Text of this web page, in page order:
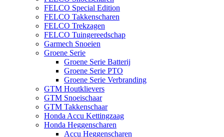
FELCO Special Edition
FELCO Takkenscharen
FELCO Trekzagen
FELCO Tuingereedschap
Garmech Snoeien
Groene Serie
Groene Serie Batterij
Groene Serie PTO
Groene Serie Verbranding
GTM Houtklievers
GTM Snoeischaar
GTM Takkenschaar
Honda Accu Kettingzaag
Honda Heggenscharen
Accu Heggenscharen